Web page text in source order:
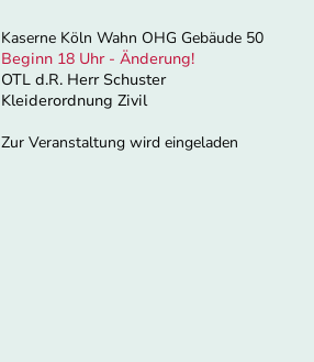
Kaserne Köln Wahn OHG Gebäude 50
Beginn 18 Uhr - Änderung!
OTL d.R. Herr Schuster
Kleiderordnung Zivil
Zur Veranstaltung wird eingeladen